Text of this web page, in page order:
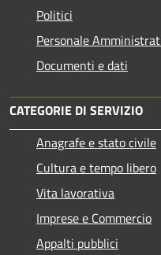
Politici
Personale
Documenti e dati
CATEGORIE DI SERVIZIO
Anagrafe e stato civile
Cultura e tempo libero
Vita lavorativa
Imprese e Commercio
Appalti pubblici